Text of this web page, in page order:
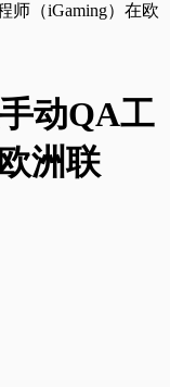
师（iGaming）在欧
动QA工
洲联